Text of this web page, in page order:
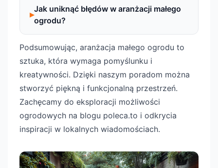
Jak uniknąć błędów w aranżacji małego
ogrodu?
Podsumowując, aranżacja małego ogrodu to
sztuka, która wymaga pomyślunku i
kreatywności. Dzięki naszym poradom można
stworzyć piękną i funkcjonalną przestrzeń.
Zachęcamy do eksploracji możliwości
ogrodowych na blogu poleca.to i odkrycia
inspiracji w lokalnych wiadomościach.